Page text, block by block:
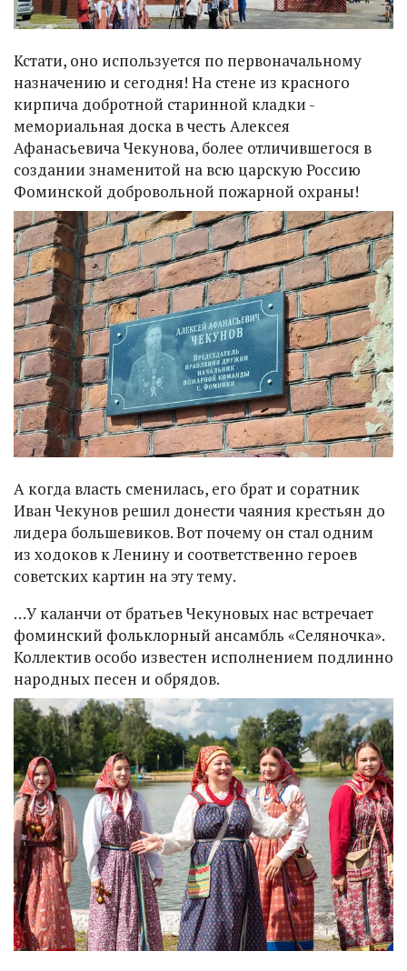
Кстати, оно используется по первоначальному
назначению и сегодня! На стене из красного
кирпича добротной старинной кладки -
мемориальная доска в честь Алексея
Афанасьевича Чекунова, более отличившегося в
создании знаменитой на всю царскую Россию
Фоминской добровольной пожарной охраны!
А когда власть сменилась, его брат и соратник
Иван Чекунов решил донести чаяния крестьян до
лидера большевиков. Вот почему он стал одним
из ходоков к Ленину и соответственно героев
советских картин на эту тему.
…У каланчи от братьев Чекуновых нас встречает
фоминский фольклорный ансамбль «Селяночка».
Коллектив особо известен исполнением подлинно
народных песен и обрядов.